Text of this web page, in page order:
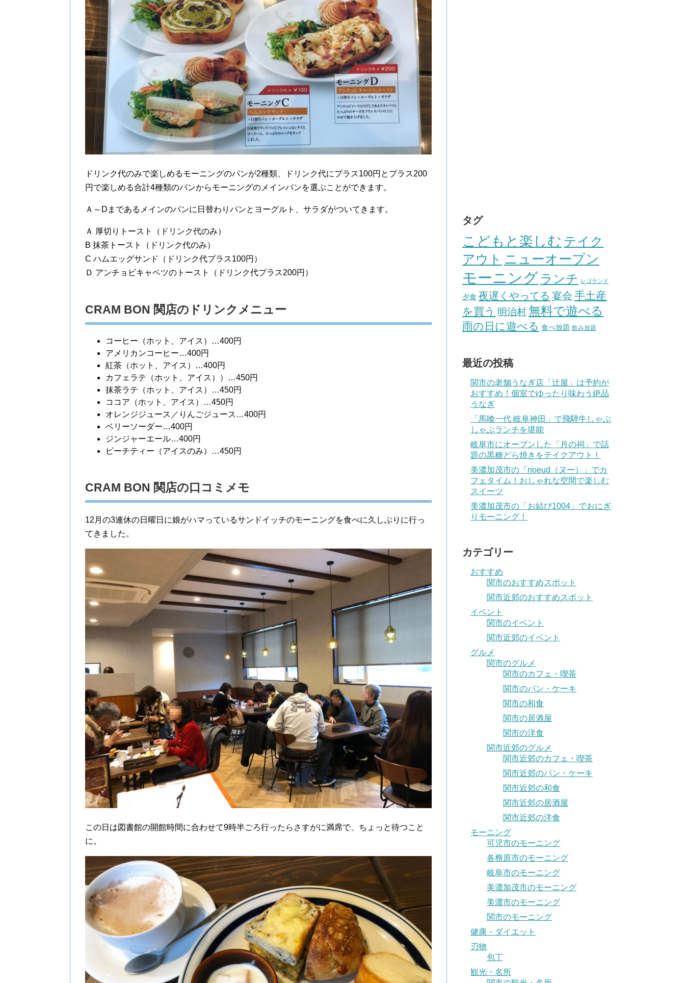
ドリンク代のみで楽しめるモーニングのパンが2種類、ドリンク代にプラス100円とプラス200
円で楽しめる合計4種類のパンからモーニングのメインパンを選ぶことができます。
Ａ～Dまであるメインのパンに日替わりパンとヨーグルト、サラダがついてきます。
Ａ 厚切りトースト（ドリンク代のみ）
B 抹茶トースト（ドリンク代のみ）
C ハムエッグサンド（ドリンク代プラス100円）
Ｄ アンチョビキャベツのトースト（ドリンク代プラス200円）
CRAM BON 関店のドリンクメニュー
コーヒー（ホット、アイス）…400円
アメリカンコーヒー…400円
紅茶（ホット、アイス）…400円
カフェラテ（ホット、アイス））…450円
抹茶ラテ（ホット、アイス）…450円
ココア（ホット、アイス）…450円
オレンジジュース／りんごジュース…400円
ベリーソーダー…400円
ジンジャーエール…400円
ピーチティー（アイスのみ）…450円
CRAM BON 関店の口コミメモ
12月の3連休の日曜日に娘がハマっているサンドイッチのモーニングを食べに久しぶりに行っ
てきました。
この日は図書館の開館時間に合わせて9時半ごろ行ったらさすがに満席で、ちょっと待つこと
に。
タグ
こどもと楽しむ テイク
アウト ニューオープン
モーニング ランチ レゴランド
夕食 夜遅くやってる 宴会 手土産
を買う 明治村無料で遊べる
雨の日に遊べる 食べ放題 飲み放題
最近の投稿
関市の老舗うなぎ店「辻屋」は予約が
おすすめ！個室でゆったり味わう絶品
うなぎ
「馬喰一代 岐阜神田」で飛騨牛しゃぶ
しゃぶランチを堪能
岐阜市にオープンした「月の祠」で話
題の黒糖どら焼きをテイクアウト！
美濃加茂市の「noeud（ヌー）」でカ
フェタイム！おしゃれな空間で楽しむ
スイーツ
美濃加茂市の「お結び1004」でおにぎ
りモーニング！
カテゴリー
おすすめ
関市のおすすめスポット
関市近郊のおすすめスポット
イベント
関市のイベント
関市近郊のイベント
グルメ
関市のグルメ
関市のカフェ・喫茶
関市のパン・ケーキ
関市の和食
関市の居酒屋
関市の洋食
関市近郊のグルメ
関市近郊のカフェ・喫茶
関市近郊のパン・ケーキ
関市近郊の和食
関市近郊の居酒屋
関市近郊の洋食
モーニング
可児市のモーニング
各務原市のモーニング
岐阜市のモーニング
美濃加茂市のモーニング
美濃市のモーニング
関市のモーニング
健康・ダイエット
刃物
包丁
観光・名所